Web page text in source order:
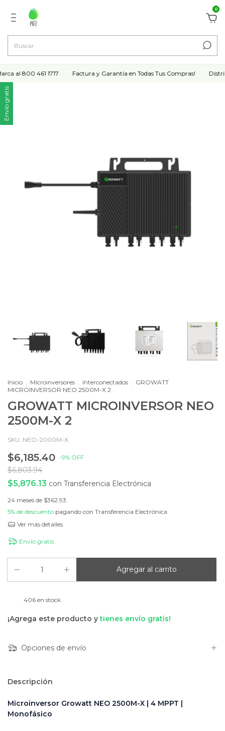
0
al 800 461 1717 Factura y Garantía en Todas Tus Compras!
Envío gratis
Inicio . Microinversores . Interconectados . GROWATT
MICROINVERSOR NEO 2500M-X 2
GROWATT MICROINVERSOR NEO
2500M-X 2
SKU: NEO-2000M-X
$6,185.40 -9% OFF
$6,803.94
$5,876.13 con Transferencia Electrónica
24 meses de $362.93
5% de descuento pagando con Transferencia Electrónica
Ver más detalles
Envío gratis
406en stock
¡Agrega este producto ytienes envío gratis!
Opciones de envío
Descripción
Microinversor Growatt NEO 2500M-X | 4 MPPT |
Monofásico